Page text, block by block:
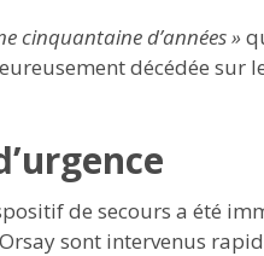
cinquantaine d’années »
décédée sur
de secours a été
sont intervenus